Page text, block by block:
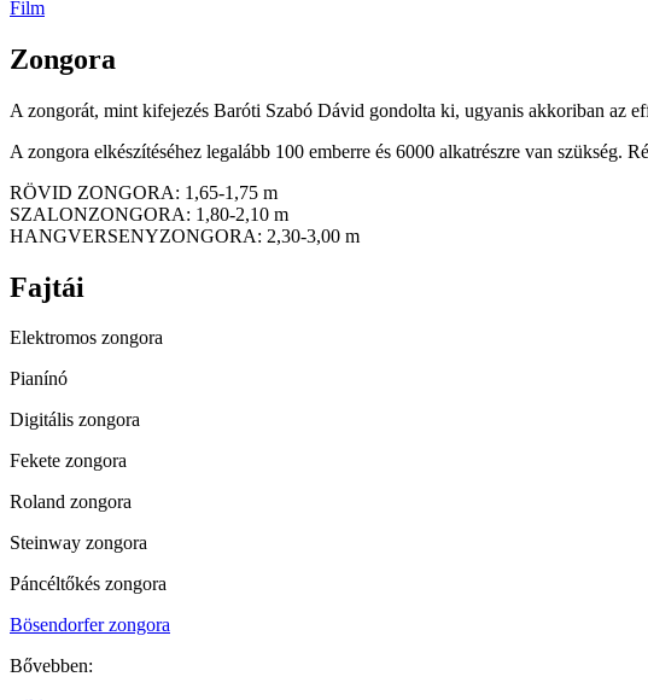
Film
Zongora
A zongorát, mint kifejezés Baróti Szabó Dávid gondolta ki, ugyanis akkoriban az
A zongora elkészítéséhez legalább 100 emberre és 6000 alkatrészre van
RÖVID ZONGORA: 1,65-1,75 m
SZALONZONGORA: 1,80-2,10 m
HANGVERSENYZONGORA: 2,30-3,00 m
Fajtái
Elektromos zongora
Pianínó
Digitális zongora
Fekete zongora
Roland zongora
Steinway zongora
Páncéltőkés zongora
Bösendorfer zongora
Bővebben: